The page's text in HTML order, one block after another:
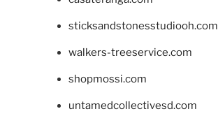
sticksandstonesstudiooh.com
walkers-treeservice.com
shopmossi.com
untamedcollectivesd.com